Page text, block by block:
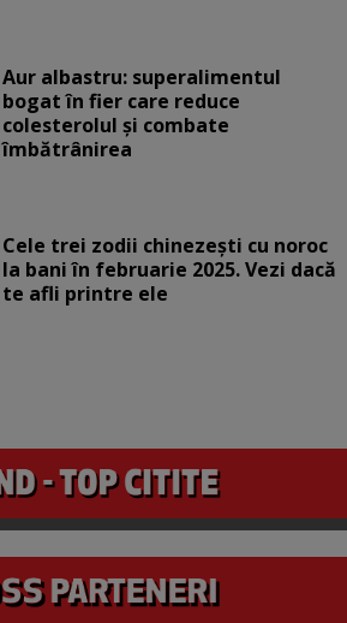
Aur albastru: superalimentul
bogat în fier care reduce
colesterolul și combate
îmbătrânirea
Cele trei zodii chinezești cu noroc
la bani în februarie 2025. Vezi dacă
te afli printre ele